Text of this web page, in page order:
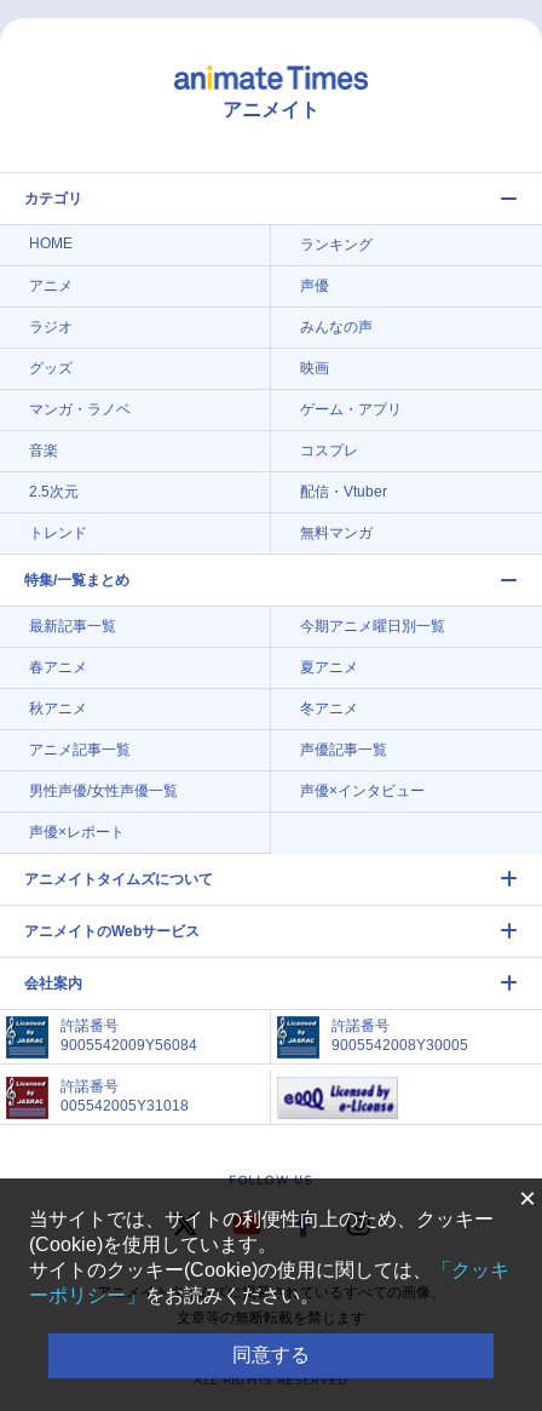
アニメイト
カテゴリ
HOME ランキング
アニメ 声優
ラジオ みんなの声
グッズ 映画
マンガ・ラノベ ゲーム・アプリ
音楽 コスプレ
2.5次元 配信・Vtuber
トレンド 無料マンガ
特集/一覧まとめ
最新記事一覧 今期アニメ曜日別一覧
春アニメ 夏アニメ
秋アニメ 冬アニメ
アニメ記事一覧 声優記事一覧
男性声優/女性声優一覧 声優×インタビュー
声優×レポート
アニメイトタイムズについて
アニメイトのWebサービス
会社案内
許諾番号
9005542009Y56084
許諾番号
9005542008Y30005
許諾番号
005542005Y31018
FOLLOW US
アニメイトタイムズに掲載されているすべての画像、
文章等の無断転載を禁じます
COPYRIGHT(C) ANIMATE CORPORATION.
ALL RIGHTS RESERVED
×
当サイトでは、サイトの利便性向上のため、クッキー
(Cookie)を使用しています。
サイトのクッキー(Cookie)の使用に関しては、
「クッキ
ーポリシー」をお読みください。
同意する